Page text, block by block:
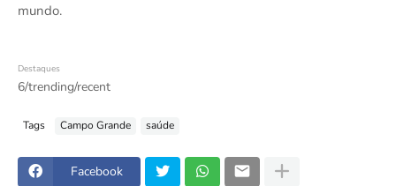
mundo.
Destaques
6/trending/recent
Tags Campo Grande saúde
Facebook